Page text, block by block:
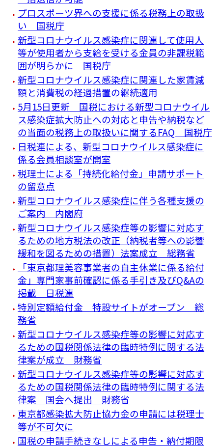
プロスポーツ界への支援に係る税務上の取扱
い 国税庁
新型コロナウイルス感染症に関連して使用人
等が使用者から支給を受ける金員の非課税範
囲が明らかに 国税庁
新型コロナウイルス感染症に関連した家賃減
額と消費税の経過措置の継続適用
5月15日更新 国税における新型コロナウイル
ス感染症拡大防止への対応と申告や納税など
の当面の税務上の取扱いに関するFAQ 国税庁
日税連による、新型コロナウイルス感染症に
係る会員相談室が開室
税理士による「持続化給付金」申請サポート
の留意点
新型コロナウイルス感染症に伴う各種支援の
ご案内 内閣府
新型コロナウイルス感染症等の影響に対応す
るための地方税法の改正（納税者等への影響
緩和を図るための措置）法案成立 総務省
「東京都理美容事業者の自主休業に係る給付
金」専門家事前確認に係る手引き及びQ&Aの
掲載 日税連
特別定額給付金 特設サイトがオープン 総
務省
新型コロナウイルス感染症等の影響に対応す
るための国税関係法律の臨時特例に関する法
律案が成立 財務省
新型コロナウイルス感染症等の影響に対応す
るための国税関係法律の臨時特例に関する法
律案 国会へ提出 財務省
東京都感染拡大防止協力金の申請には税理士
等が不可欠に
国税の申請手続きなしによる申告・納付期限